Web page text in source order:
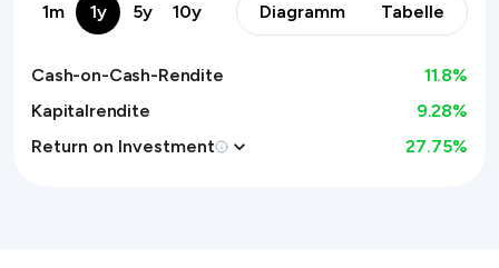
1m 1y 5y 10y Diagramm Tabelle
Cash-on-Cash-Rendite 11.8%
Kapitalrendite
9.28%
Return on Investment
27.75%